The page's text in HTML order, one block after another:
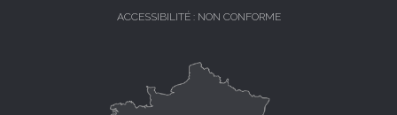
ACCESSIBILITÉ : NON CONFORME